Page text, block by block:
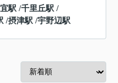
駅 /千里丘駅 /
/摂津駅 /宇野辺駅